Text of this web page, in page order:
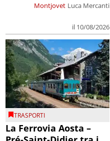
Montjovet Luca Mercanti
il 10/08/2026
TRASPORTI
La Ferrovia Aosta –